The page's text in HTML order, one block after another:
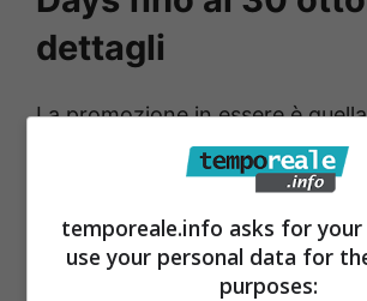
dettagli
La promozione in essere è
Days, iniziati il 9 ottobre, con
. Un periodo in cui
altri elettrodomestici di varia
disponibili a prezzi mai visti
temporeale.info asks for
use your personal data for
purposes: